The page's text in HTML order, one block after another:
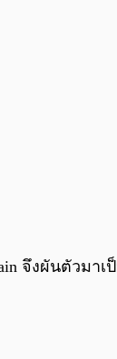
จึงผันตัวมา